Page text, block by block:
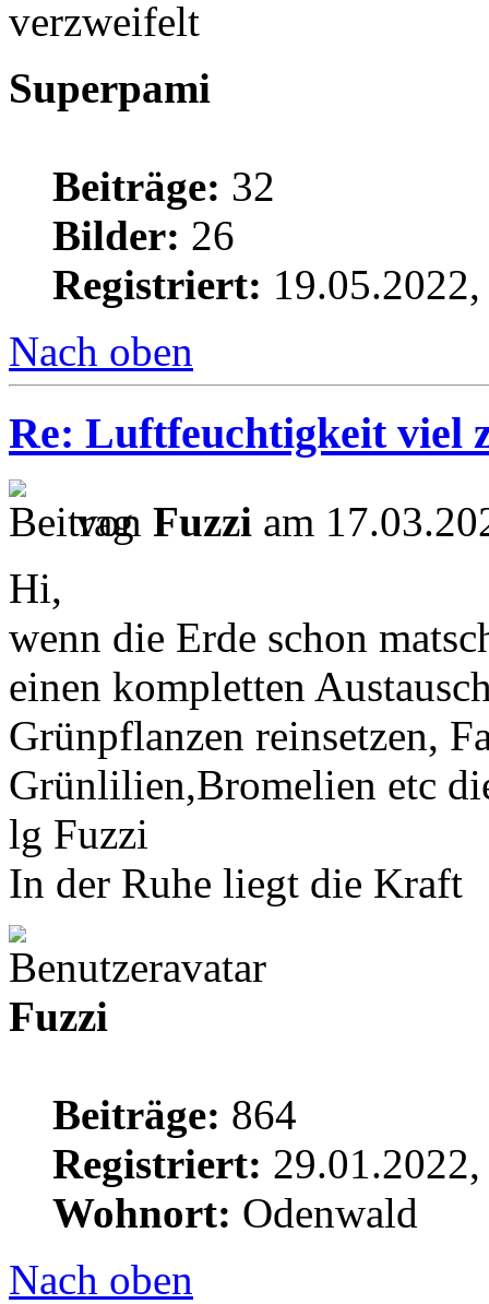
verzweifelt
Superpami
Beiträge: 32
Bilder: 26
Registriert:
Nach oben
Re: Luftfeuchtigkeit viel
von Fuzzi am
Hi,
wenn die Erde schon
einen kompletten
Grünpflanzen reinsetzen,
Grünlilien,Bromelien etc
lg Fuzzi
In der Ruhe liegt die Kraft
Fuzzi
Beiträge: 864
Registriert:
Wohnort: Odenwald
Nach oben